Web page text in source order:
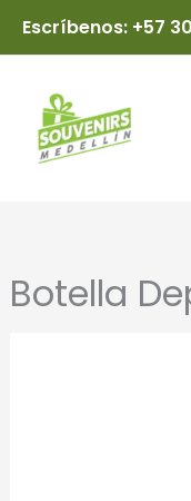
Escríbenos: +57
Botella